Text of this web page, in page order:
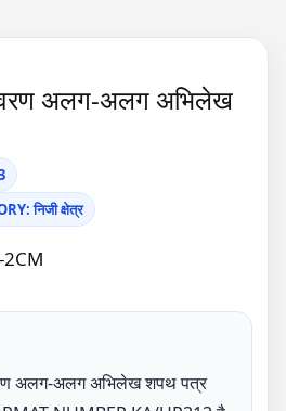
अलग-अलग अभिलेख
निजी क्षेत्र
2CM
अलग-अलग अभिलेख शपथ पत्र